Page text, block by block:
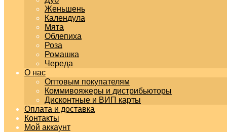
Женьшень
Календула
Мята
Облепиха
Роза
Ромашка
Череда
О нас
Оптовым покупателям
Коммивояжеры и дистрибьюторы
Дисконтные и ВИП карты
Оплата и доставка
Контакты
Мой аккаунт